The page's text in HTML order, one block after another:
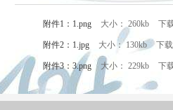
附件1：1.png 大小： 260kb 下
附件2：1.jpg 大小： 130kb 下
附件3：3.png 大小： 229kb 下